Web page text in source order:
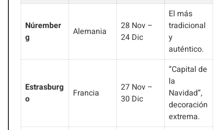
Núrember
g
Alemania
28 Nov –
24 Dic
El más
tradicional
y
auténtico.
Estrasburg
o
Francia
27 Nov –
30 Dic
“Capital de
la
Navidad”,
decoración
extrema.